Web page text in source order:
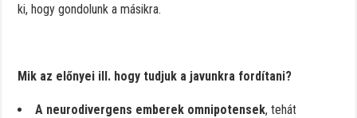
ki, hogy gondolunk a másikra.
Mik az előnyei ill. hogy tudjuk a javunkra fordítani?
A neurodivergens emberek omnipotensek, tehát